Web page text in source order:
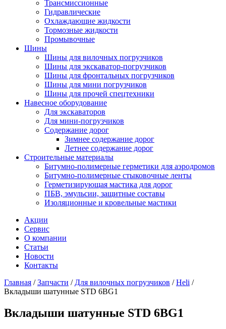
Трансмиссионные
Гидравлические
Охлаждающие жидкости
Тормозные жидкости
Промывочные
Шины
Шины для вилочных погрузчиков
Шины для экскаватор-погрузчиков
Шины для фронтальных погрузчиков
Шины для мини погрузчиков
Шины для прочей спецтехники
Навесное оборудование
Для экскаваторов
Для мини-погрузчиков
Содержание дорог
Зимнее содержание дорог
Летнее содержание дорог
Строительные материалы
Битумно-полимерные герметики для аэродромов
Битумно-полимерные стыковочные ленты
Герметизирующая мастика для дорог
ПБВ, эмульсии, защитные составы
Изоляционные и кровельные мастики
Акции
Сервис
О компании
Статьи
Новости
Контакты
Главная /Запчасти / Для вилочных погрузчиков /Heli /
Вкладыши шатунные STD 6BG1
Вкладыши шатунные STD 6BG1